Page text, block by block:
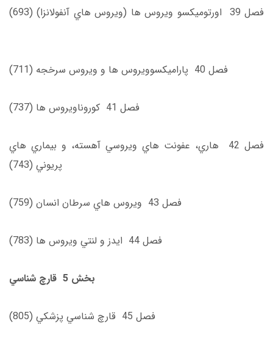
فصل 39 اورتوميكسو ويروس‌ ها (ويروس ‌هاي آنفولانزا) (693)
فصل 42 هاري، ‌عفونت ‌هاي ويروسي آهسته، و بيما‌ري‌ هاي
بخش 5 قارچ شناسي